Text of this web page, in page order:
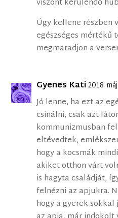
viszont kerülendő
Úgy kellene részben
egészséges
megmaradjon a
Gyenes Kati2018.
Jó lenne, ha ezt az
csinálni, csak azt
kommunizmusban
eltévedtek,
hogy a kocsmák
akiket otthon várt
is hagyta családját,
felnézni az apjukra.
hogy a gyerek